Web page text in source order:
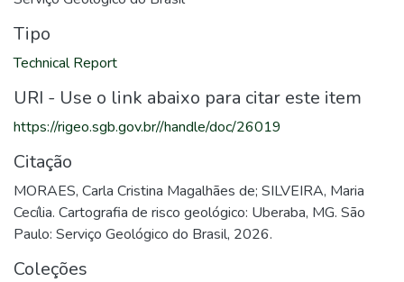
Tipo
Technical Report
URI - Use o link abaixo para citar este item
https://rigeo.sgb.gov.br//handle/doc/26019
Citação
MORAES, Carla Cristina Magalhães de; SILVEIRA, Maria
Cecília. Cartografia de risco geológico: Uberaba, MG. São
Paulo: Serviço Geológico do Brasil, 2026.
Coleções